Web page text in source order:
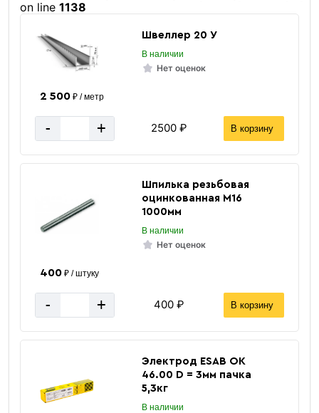
on line1138
Швеллер 20 У
В наличии
Нет оценок
2 500₽ / метр
- + 2500 ₽ В корзину
Шпилька резьбовая
оцинкованная М16
1000мм
В наличии
Нет оценок
400₽ / штуку
- + 400 ₽ В корзину
Электрод ESAB ОК
46.00 D = 3мм пачка
5,3кг
В наличии